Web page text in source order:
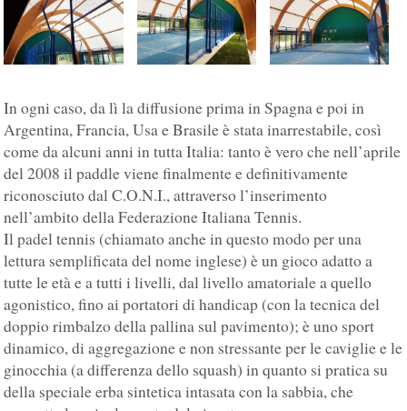
In ogni caso, da lì la diffusione prima in Spagna e poi in
Argentina, Francia, Usa e Brasile è stata inarrestabile, così
come da alcuni anni in tutta Italia: tanto è vero che nell’aprile
del 2008 il paddle viene finalmente e definitivamente
riconosciuto dal C.O.N.I., attraverso l’inserimento
nell’ambito della Federazione Italiana Tennis.
Il padel tennis (chiamato anche in questo modo per una
lettura semplificata del nome inglese) è un gioco adatto a
tutte le età e a tutti i livelli, dal livello amatoriale a quello
agonistico, fino ai portatori di handicap (con la tecnica del
doppio rimbalzo della pallina sul pavimento); è uno sport
dinamico, di aggregazione e non stressante per le caviglie e le
ginocchia (a differenza dello squash) in quanto si pratica su
della speciale erba sintetica intasata con la sabbia, che